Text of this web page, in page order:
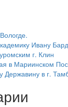
Ивану
г. Клин
в Мариинском
Державину в г.